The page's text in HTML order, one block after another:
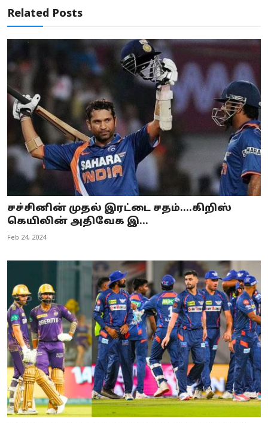
Related Posts
சச்சினின் முதல் இரட்டை சதம்....கிறிஸ்
கெயிலின் அதிவேக இ...
Feb 24, 2024